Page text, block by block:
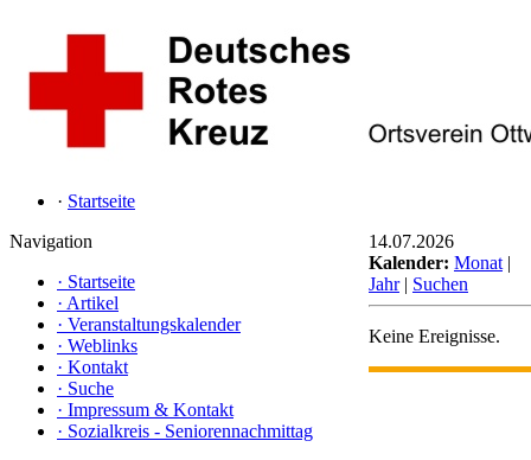
· Startseite
Navigation
· Startseite
· Artikel
· Veranstaltungskalender
· Weblinks
· Kontakt
· Suche
· Impressum & Kontakt
· Sozialkreis - Seniorennachmittag
14.07.2026
Kalender: Monat |
Jahr| Suchen
Keine Ereignisse.